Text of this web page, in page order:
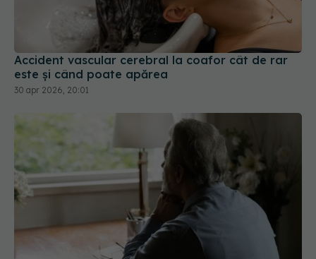
Accident vascular cerebral la coafor cât de rar
este și când poate apărea
30 apr 2026, 20:01